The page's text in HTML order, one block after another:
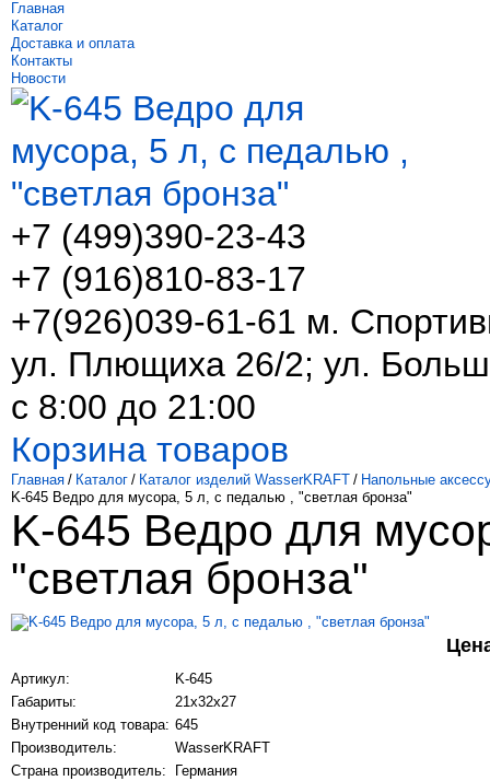
Главная
Каталог
Доставка и оплата
Контакты
Новости
+7 (499)390-23-43
+7 (916)810-83-17
+7(926)039-61-61 м.
ул. Плющиха 26/2; ул.
с 8:00 до 21:00
Корзина товаров
Главная / Каталог / Каталог изделий WasserKRAFT / Напольные
K-645 Ведро для мусора, 5 л, с педалью , "светлая бронза"
K-645 Ведро для
"светлая бронза"
Артикул:
K-645
Габариты:
21х32х27
Внутренний код товара: 645
Производитель:
WasserKRAFT
Страна производитель:
Германия